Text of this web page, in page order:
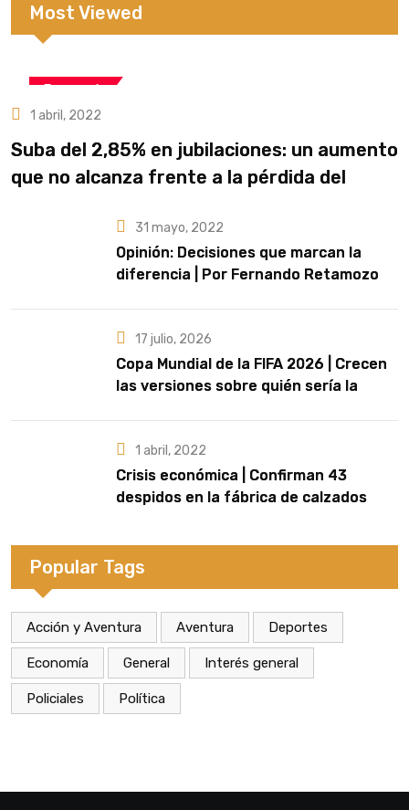
Most Viewed
Economía
1 abril, 2022
Suba del 2,85% en jubilaciones: un aumento
que no alcanza frente a la pérdida del
31 mayo, 2022
Opinión: Decisiones que marcan la
diferencia | Por Fernando Retamozo
17 julio, 2026
Copa Mundial de la FIFA 2026 | Crecen
las versiones sobre quién sería la
1 abril, 2022
Crisis económica | Confirman 43
despidos en la fábrica de calzados
Popular Tags
Acción y Aventura Aventura Deportes
Economía General Interés general
Policiales Política